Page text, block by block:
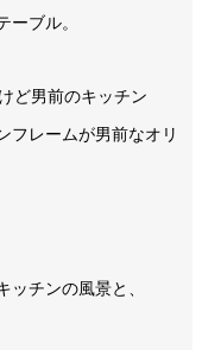
ブル。
フレームが男前なオリ
チンの風景と、